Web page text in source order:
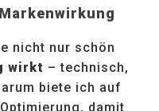
nicht nur schön
wirkt – technisch,
biete ich auf
damit